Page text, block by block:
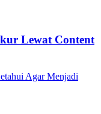
Lewat Content